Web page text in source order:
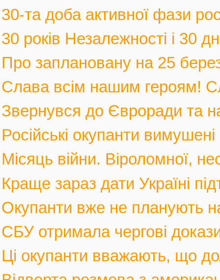
30-та доба активної фази
30 років Незалежності і 30
Про заплановану на 25
Слава всім нашим героям!
Звернувся до Євроради та
Російські окупанти
Місяць війни. Віроломної,
Краще зараз дати Україні
Окупанти вже не планують
СБУ отримала чергові
Ці окупанти вважають, що